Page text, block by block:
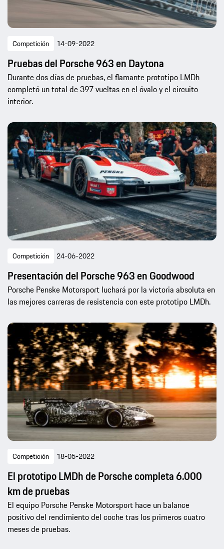
Competición 14-09-2022
Pruebas del Porsche 963 en Daytona
Durante dos días de pruebas, el flamante prototipo LMDh
completó un total de 397 vueltas en el óvalo y el circuito
interior.
Competición 24-06-2022
Presentación del Porsche 963 en Goodwood
Porsche Penske Motorsport luchará por la victoria absoluta en
las mejores carreras de resistencia con este prototipo LMDh.
Competición 18-05-2022
El prototipo LMDh de Porsche completa 6.000
km de pruebas
El equipo Porsche Penske Motorsport hace un balance
positivo del rendimiento del coche tras los primeros cuatro
meses de pruebas.